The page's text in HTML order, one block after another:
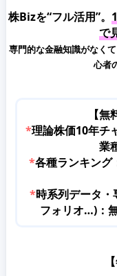
株Bizを“フル活用”。
で
専門的な金融知識がなく
心者
【
*理論株価10年チ
業
*各種ランキン
*時系列データ
フォリオ…)：